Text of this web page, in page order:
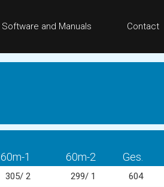
Software and Manuals Contact
60m-1 60m-2 Ges.
305/ 2 299/ 1 604